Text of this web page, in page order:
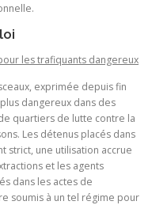
les trafiquants dangereux
exprimée depuis fin
dangereux dans des
quartiers de lutte contre la
Les détenus placés dans
strict, une utilisation accrue
et les agents
dans les actes de
soumis à un tel régime pour